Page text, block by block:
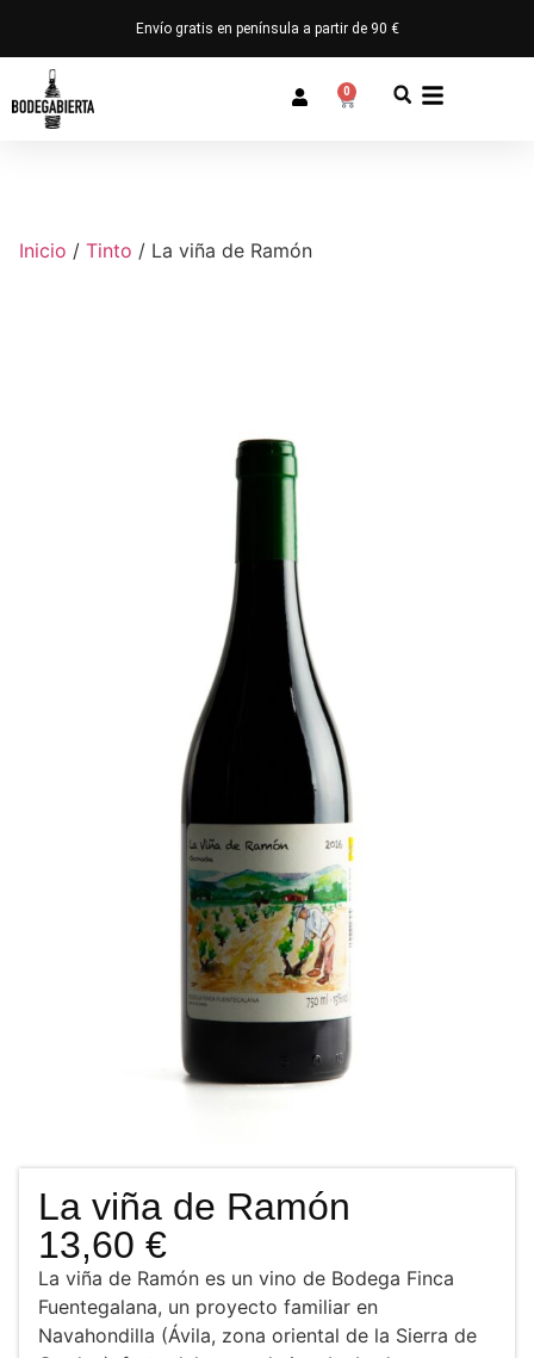
Envío gratis en península a partir de 90 €
0
Inicio / Tinto / La viña de Ramón
La viña de Ramón
13,60 €
La viña de Ramón es un vino de Bodega Finca
Fuentegalana, un proyecto familiar en
Navahondilla (Ávila, zona oriental de la Sierra de